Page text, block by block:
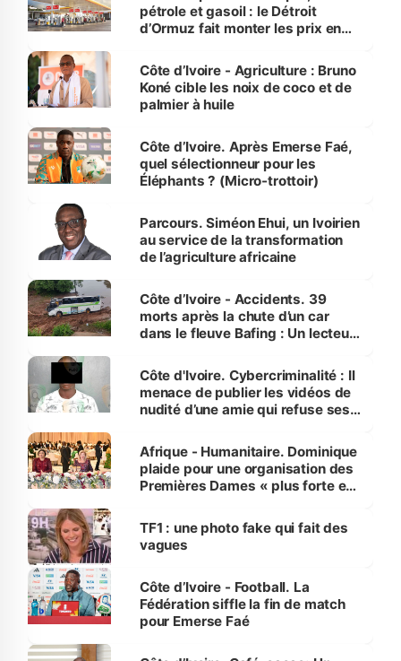
pétrole et gasoil : le Détroit
d’Ormuz fait monter les prix en
Côte d’Ivoire - Agriculture : Bruno
Koné cible les noix de coco et de
palmier à huile
Côte d’Ivoire. Après Emerse Faé,
quel sélectionneur pour les
Éléphants ? (Micro-trottoir)
Parcours. Siméon Ehui, un Ivoirien
au service de la transformation
de l’agriculture africaine
Côte d’Ivoire - Accidents. 39
morts après la chute d’un car
dans le fleuve Bafing : Un lecteur
des Transports
Côte d'Ivoire. Cybercriminalité : Il
menace de publier les vidéos de
nudité d’une amie qui refuse ses
Afrique - Humanitaire. Dominique
plaide pour une organisation des
Premières Dames « plus forte et
sur la scène internationale »
TF1 : une photo fake qui fait des
vagues
Côte d’Ivoire - Football. La
Fédération siffle la fin de match
pour Emerse Faé